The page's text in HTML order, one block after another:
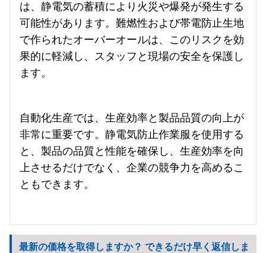
は、静電気の蓄積により火災や爆発が発生する
可能性があります。難燃性および帯電防止生地
で作られたオーバーオールは、このリスクを効
果的に軽減し、スタッフと現場の安全を保護し
ます。
自動化生産では、生産効率と製品品質の向上が
非常に重要です。静電気防止作業服を使用する
と、製品の品質と性能を確保し、生産効率を向
上させるだけでなく、企業の競争力を高めるこ
ともできます。
最新の価格を取得しますか？ できるだけ早く返信しま